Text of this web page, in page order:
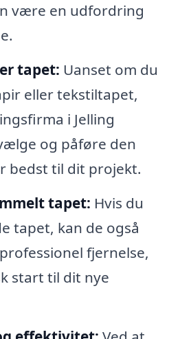
være en udfordring
tapet: Uanset om du
eller tekstiltapet,
i Jelling
og påføre den
bedst til dit projekt.
tapet: Hvis du
tapet, kan de også
fjernelse,
start til dit nye